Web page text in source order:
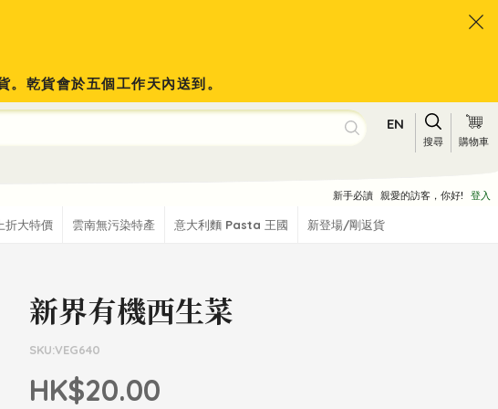
乾貨會於五個工作天內送到。
EN
搜尋 購物車
新手必讀 親愛的訪客，你好! 登入
折大特價 雲南無污染特產 意大利麵 Pasta 王國 新登場/剛返貨
新界有機西生菜
SKU:VEG640
HK$20.00